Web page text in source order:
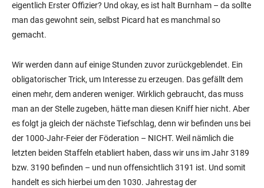
eigentlich Erster Offizier? Und okay, es ist halt Burnham – da sollte
man das gewohnt sein, selbst Picard hat es manchmal so
gemacht.
Wir werden dann auf einige Stunden zuvor zurückgeblendet. Ein
obligatorischer Trick, um Interesse zu erzeugen. Das gefällt dem
einen mehr, dem anderen weniger. Wirklich gebraucht, das muss
man an der Stelle zugeben, hätte man diesen Kniff hier nicht. Aber
es folgt ja gleich der nächste Tiefschlag, denn wir befinden uns bei
der 1000-Jahr-Feier der Föderation – NICHT. Weil nämlich die
letzten beiden Staffeln etabliert haben, dass wir uns im Jahr 3189
bzw. 3190 befinden – und nun offensichtlich 3191 ist. Und somit
handelt es sich hierbei um den 1030. Jahrestag der